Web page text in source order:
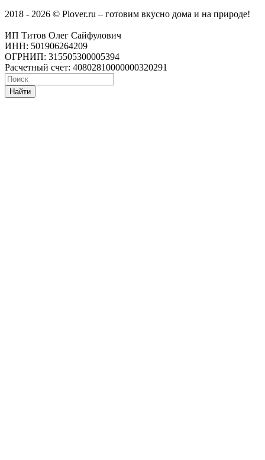
2018 - 2026 © Plover.ru – готовим вкусно дома и на природе!
ИП Титов Олег Сайфулович
ИНН: 501906264209
ОГРНИП: 315505300005394
Расчетный счет: 40802810000000320291
Найти